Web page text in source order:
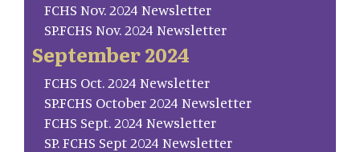
FCHS Nov. 2024 Newsletter
SP.FCHS Nov. 2024 Newsletter
September 2024
FCHS Oct. 2024 Newsletter
SP.FCHS October 2024 Newsletter
FCHS Sept. 2024 Newsletter
SP. FCHS Sept 2024 Newsletter